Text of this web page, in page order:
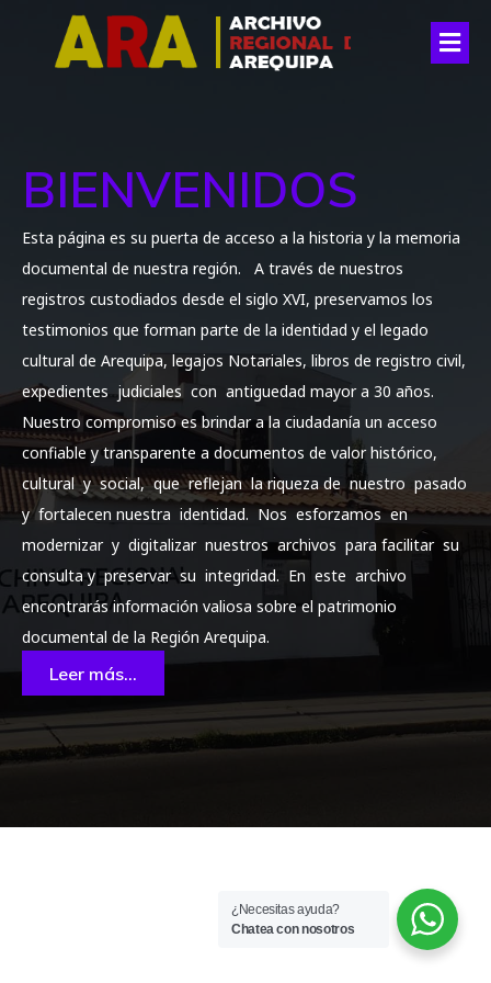
BIENVENIDOS
Esta página es su puerta de acceso a la historia y la memoria
documental de nuestra región. A través de nuestros
registros custodiados desde el siglo XVI, preservamos los
testimonios que forman parte de la identidad y el legado
cultural de Arequipa, legajos Notariales, libros de registro civil,
expedientes judiciales con antiguedad mayor a 30 años.
Nuestro compromiso es brindar a la ciudadanía un acceso
confiable y transparente a documentos de valor histórico,
cultural y social, que reflejan la riqueza de nuestro pasado
y fortalecen nuestra identidad. Nos esforzamos en
modernizar y digitalizar nuestros archivos para facilitar su
consulta y preservar su integridad. En este archivo
encontrarás información valiosa sobre el patrimonio
documental de la Región Arequipa.
Leer más...
¿Necesitas ayuda?
Chatea con nosotros